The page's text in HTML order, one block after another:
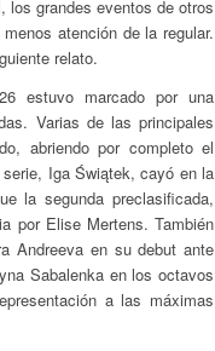
los grandes eventos de otros
atención de la regular.
relato.
estuvo marcado por una
Varias de las principales
abriendo por completo el
Iga Świątek, cayó en la
la segunda preclasificada,
por Elise Mertens. También
Andreeva en su debut ante
Sabalenka en los octavos
a las máximas